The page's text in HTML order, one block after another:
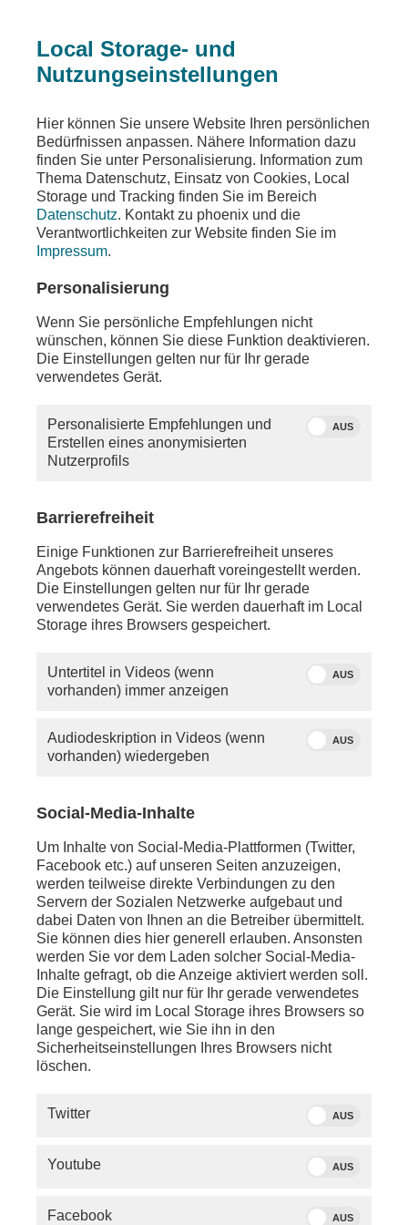
SERVICE
Local Storage- und
Nutzungseinstellungen
Hier können Sie unsere Website Ihren persönlichen
Bedürfnissen anpassen. Nähere Information dazu
finden Sie unter Personalisierung. Information zum
Thema Datenschutz, Einsatz von Cookies, Local
Storage und Tracking finden Sie im Bereich
Datenschutz. Kontakt zu phoenix und die
Verantwortlichkeiten zur Website finden Sie im
Impressum.
Personalisierung
Wenn Sie persönliche Empfehlungen nicht
wünschen, können Sie diese Funktion deaktivieren.
Die Einstellungen gelten nur für Ihr gerade
verwendetes Gerät.
Personalisierte Empfehlungen und
Erstellen eines anonymisierten
Nutzerprofils
AUS
Barrierefreiheit
Einige Funktionen zur Barrierefreiheit unseres
Angebots können dauerhaft voreingestellt werden.
Die Einstellungen gelten nur für Ihr gerade
verwendetes Gerät. Sie werden dauerhaft im Local
Storage ihres Browsers gespeichert.
Untertitel in Videos (wenn
vorhanden) immer anzeigen
AUS
Audiodeskription in Videos (wenn
vorhanden) wiedergeben
AUS
Social-Media-Inhalte
Um Inhalte von Social-Media-Plattformen (Twitter,
Facebook etc.) auf unseren Seiten anzuzeigen,
werden teilweise direkte Verbindungen zu den
Servern der Sozialen Netzwerke aufgebaut und
dabei Daten von Ihnen an die Betreiber übermittelt.
Sie können dies hier generell erlauben. Ansonsten
werden Sie vor dem Laden solcher Social-Media-
Inhalte gefragt, ob die Anzeige aktiviert werden soll.
Die Einstellung gilt nur für Ihr gerade verwendetes
Gerät. Sie wird im Local Storage ihres Browsers so
lange gespeichert, wie Sie ihn in den
Sicherheitseinstellungen Ihres Browsers nicht
löschen.
Twitter AUS
Youtube AUS
Facebook AUS